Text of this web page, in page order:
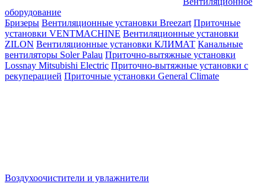
оборудование
Бризеры Вентиляционные установки Breezart Приточные
установки VENTMACHINE Вентиляционные установки
ZILON Вентиляционные установки КЛИМАТ Канальные
вентиляторы Soler Palau Приточно-вытяжные установки
Lossnay Mitsubishi Electric Приточно-вытяжные установки с
рекуперацией Приточные установки General Climate
Воздухоочистители и увлажнители